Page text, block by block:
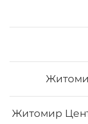
Житомир
Чікен чілі
Склад: рис,